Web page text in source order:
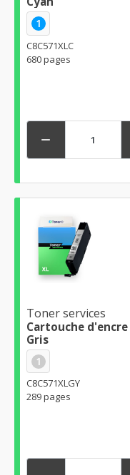
1
C8C571XLC
680 pages

Toner services
Cartouche d'encre
Gris
1
C8C571XLGY
289 pages